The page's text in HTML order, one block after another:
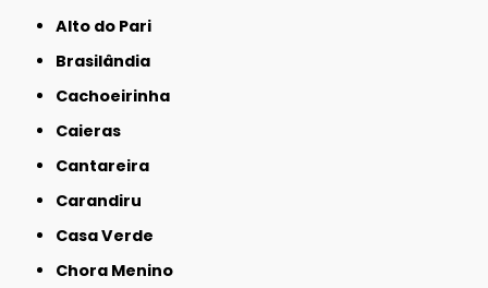
Alto do Pari
Brasilândia
Cachoeirinha
Caieras
Cantareira
Carandiru
Casa Verde
Chora Menino